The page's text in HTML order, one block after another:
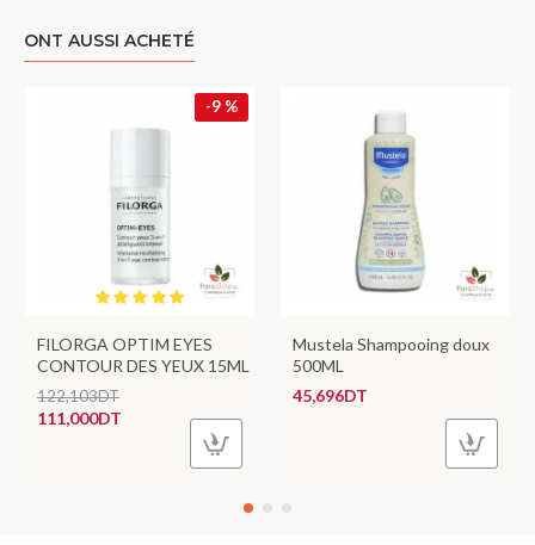
ONT AUSSI ACHETÉ
-9 %
FILORGA OPTIM EYES
CONTOUR DES YEUX 15ML
111,000DT
122,103DT
Mustela Shampooing doux
500ML
45,696DT